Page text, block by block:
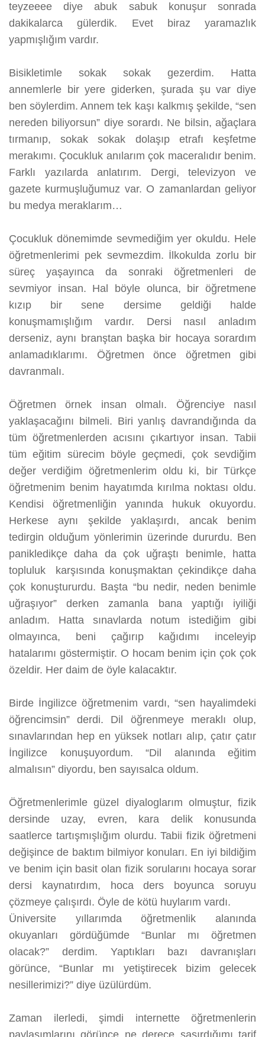
teyzeeee diye abuk sabuk konuşur sonrada
dakikalarca gülerdik. Evet biraz yaramazlık
yapmışlığım vardır.
Bisikletimle sokak sokak gezerdim. Hatta
annemlerle bir yere giderken, şurada şu var diye
ben söylerdim. Annem tek kaşı kalkmış şekilde, “sen
nereden biliyorsun” diye sorardı. Ne bilsin, ağaçlara
tırmanıp, sokak sokak dolaşıp etrafı keşfetme
merakımı. Çocukluk anılarım çok maceralıdır benim.
Farklı yazılarda anlatırım. Dergi, televizyon ve
gazete kurmuşluğumuz var. O zamanlardan geliyor
bu medya meraklarım…
Çocukluk dönemimde sevmediğim yer okuldu. Hele
öğretmenlerimi pek sevmezdim. İlkokulda zorlu bir
süreç yaşayınca da sonraki öğretmenleri de
sevmiyor insan. Hal böyle olunca, bir öğretmene
kızıp bir sene dersime geldiği halde
konuşmamışlığım vardır. Dersi nasıl anladım
derseniz, aynı branştan başka bir hocaya sorardım
anlamadıklarımı. Öğretmen önce öğretmen gibi
davranmalı.
Öğretmen örnek insan olmalı. Öğrenciye nasıl
yaklaşacağını bilmeli. Biri yanlış davrandığında da
tüm öğretmenlerden acısını çıkartıyor insan. Tabii
tüm eğitim sürecim böyle geçmedi, çok sevdiğim
değer verdiğim öğretmenlerim oldu ki, bir Türkçe
öğretmenim benim hayatımda kırılma noktası oldu.
Kendisi öğretmenliğin yanında hukuk okuyordu.
Herkese aynı şekilde yaklaşırdı, ancak benim
tedirgin olduğum yönlerimin üzerinde dururdu. Ben
panikledikçe daha da çok uğraştı benimle, hatta
topluluk karşısında konuşmaktan çekindikçe daha
çok konuştururdu. Başta “bu nedir, neden benimle
uğraşıyor” derken zamanla bana yaptığı iyiliği
anladım. Hatta sınavlarda notum istediğim gibi
olmayınca, beni çağırıp kağıdımı inceleyip
hatalarımı göstermiştir. O hocam benim için çok çok
özeldir. Her daim de öyle kalacaktır.
Birde İngilizce öğretmenim vardı, “sen hayalimdeki
öğrencimsin” derdi. Dil öğrenmeye meraklı olup,
sınavlarından hep en yüksek notları alıp, çatır çatır
İngilizce konuşuyordum. “Dil alanında eğitim
almalısın” diyordu, ben sayısalca oldum.
Öğretmenlerimle güzel diyaloglarım olmuştur, fizik
dersinde uzay, evren, kara delik konusunda
saatlerce tartışmışlığım olurdu. Tabii fizik öğretmeni
değişince de baktım bilmiyor konuları. En iyi bildiğim
ve benim için basit olan fizik sorularını hocaya sorar
dersi kaynatırdım, hoca ders boyunca soruyu
çözmeye çalışırdı. Öyle de kötü huylarım vardı.
Üniversite yıllarımda öğretmenlik alanında
okuyanları gördüğümde “Bunlar mı öğretmen
olacak?” derdim. Yaptıkları bazı davranışları
görünce, “Bunlar mı yetiştirecek bizim gelecek
nesillerimizi?” diye üzülürdüm.
Zaman ilerledi, şimdi internette öğretmenlerin
paylaşımlarını görünce ne derece şaşırdığımı tarif